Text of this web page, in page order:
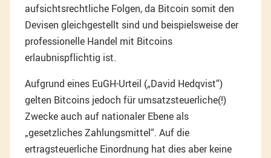
aufsichtsrechtliche Folgen, da Bitcoin somit den
Devisen gleichgestellt sind und beispielsweise der
professionelle Handel mit Bitcoins
erlaubnispflichtig ist.
Aufgrund eines EuGH-Urteil („David Hedqvist“)
gelten Bitcoins jedoch für umsatzsteuerliche(!)
Zwecke auch auf nationaler Ebene als
„gesetzliches Zahlungsmittel“. Auf die
ertragsteuerliche Einordnung hat dies aber keine